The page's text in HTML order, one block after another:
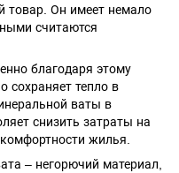
товар. Он имеет немало
считаются
благодаря этому
сохраняет тепло в
ваты в
снизить затраты на
жилья.
– негорючий материал,